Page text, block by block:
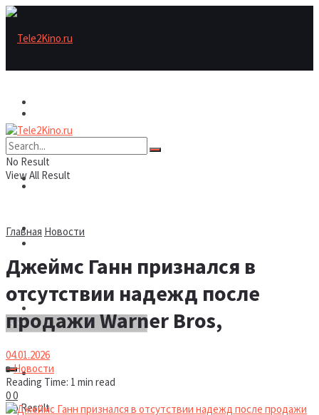
Рецензии/трейлеры
Шоу бизнес
Новости
Рецензии/трейлеры
Шоу бизнес
Новости
No Result
No Result
View All Result
Главная Новости
Джеймс Ганн признался в
отсутствии надежд после
продажи Warner Bros,
04.01.2026
вНовости
Reading Time: 1 min read
00